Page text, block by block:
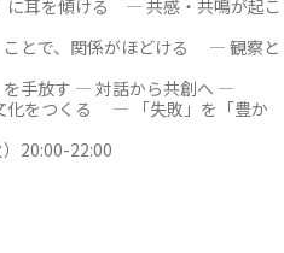
とで、関係がほどける ― 観察と
手放す ― 対話から共創へ ―
をつくる ― 「失敗」を「豊か
20:00-22:00